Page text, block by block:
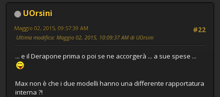
UOrsini
#22
Maggio 02, 2015, 09:57:39 AM
Ultima modifica: Maggio 02, 2015, 10:09:37 AM di UOrsini
... e il Derapone prima o poi se ne accorgerà ... a sue spese ...
Max non è che i due modelli hanno una differente rapportatura
interna ?!